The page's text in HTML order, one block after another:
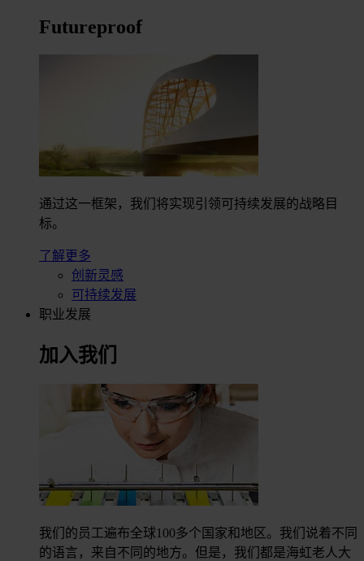
Futureproof
通过这一框架，我们将实现引领可持续发展的战略目
标。
了解更多
创新灵感
可持续发展
职业发展
加入我们
我们的员工遍布全球100多个国家和地区。我们说着不同
的语言，来自不同的地方。但是，我们都是海虹老人大